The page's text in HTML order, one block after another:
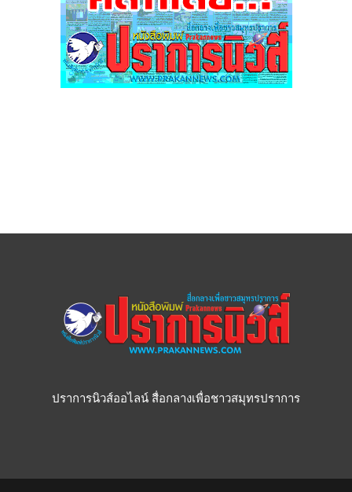
ปราการนิวส์ออไลน์ สื่อกลางเพื่อชาวสมุทรปราการ